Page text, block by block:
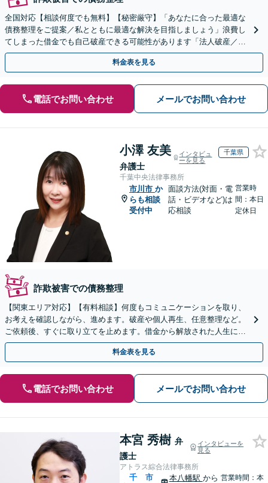
全国対応【相談何度でも無料】【秘密厳守】「あなたに合った最適な
債務整理をご提案／私とともに最適な解決を目指しましょう」浪費し
てしまった借金でも自己破産できる可能性があります「法人破産／コ
ロナ不況・物価高騰に苦しむ企業さまを救済」
料金表を見る
電話でお問い合わせ メールでお問い合わせ
小澤 友美
弁護士
インタビュ
ーを見る
千葉県
千葉中央法律事務所
市川市 か
らも相談
受付中
面談方法(対面・電
話・ビデオなど)は
応相談
営業時
間：本日
定休日
詐欺被害での債務整理
【関東エリア対応】【有料相談】何度もコミュニケーションを取り、
お考えを確認しながら、進めます。破産や個人再生、任意整理など。
ご依頼後、すぐに取り立てを止めます。借金から解放された人生に向
け、ご一緒に頑張りましょう【電話・メール相談可】
料金表を見る
電話でお問い合わせ メールでお問い合わせ
本宮 秀樹 弁
護士
インタビューを
見る
アトラス綜合法律事務所
千
市
本八幡駅 から 営業時間：本